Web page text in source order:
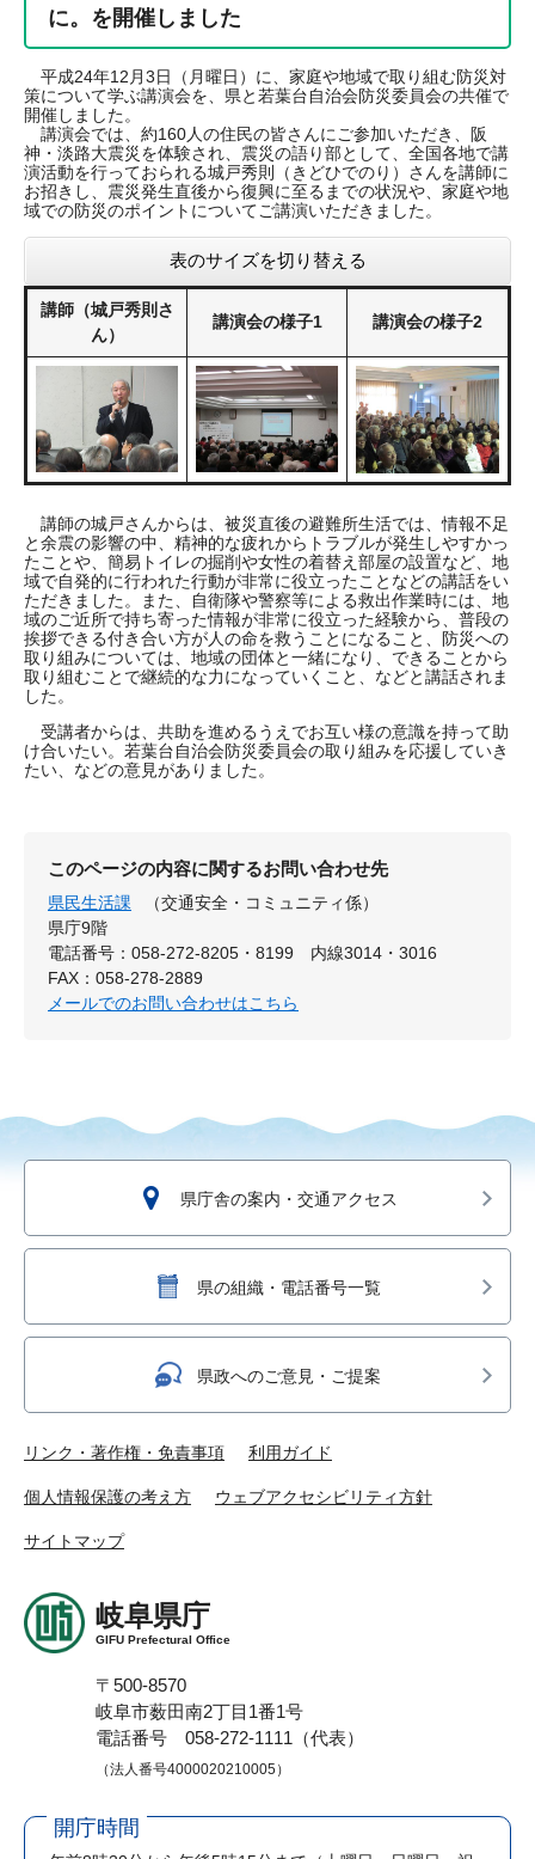
に。を開催しました
平成24年12月3日（月曜日）に、家庭や地域で取り組む防災対
策について学ぶ講演会を、県と若葉台自治会防災委員会の共催で
開催しました。
講演会では、約160人の住民の皆さんにご参加いただき、阪
神・淡路大震災を体験され、震災の語り部として、全国各地で講
演活動を行っておられる城戸秀則（きどひでのり）さんを講師に
お招きし、震災発生直後から復興に至るまでの状況や、家庭や地
域での防災のポイントについてご講演いただきました。
表のサイズを切り替える
講師（城戸秀則さ
ん）
講演会の様子1 講演会の様子2
講師の城戸さんからは、被災直後の避難所生活では、情報不足
と余震の影響の中、精神的な疲れからトラブルが発生しやすかっ
たことや、簡易トイレの掘削や女性の着替え部屋の設置など、地
域で自発的に行われた行動が非常に役立ったことなどの講話をい
ただきました。また、自衛隊や警察等による救出作業時には、地
域のご近所で持ち寄った情報が非常に役立った経験から、普段の
挨拶できる付き合い方が人の命を救うことになること、防災への
取り組みについては、地域の団体と一緒になり、できることから
取り組むことで継続的な力になっていくこと、などと講話されま
した。
受講者からは、共助を進めるうえでお互い様の意識を持って助
け合いたい。若葉台自治会防災委員会の取り組みを応援していき
たい、などの意見がありました。
このページの内容に関するお問い合わせ先
県民生活課
（交通安全・コミュニティ係）
県庁9階
電話番号：058-272-8205・8199 内線3014・3016
FAX：058-278-2889
メールでのお問い合わせはこちら
県庁舎の案内・交通アクセス
県の組織・電話番号一覧
県政へのご意見・ご提案
リンク・著作権・免責事項 利用ガイド
個人情報保護の考え方 ウェブアクセシビリティ方針
サイトマップ
岐阜県庁
GIFU Prefectural Office
〒500-8570
岐阜市薮田南2丁目1番1号
電話番号 058-272-1111（代表）
（法人番号4000020210005）
開庁時間